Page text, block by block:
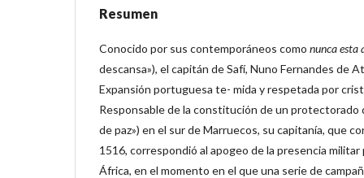
Resumen
Conocido por sus contemporáneos como nuncaesta
descansa»), el capitán de Safí, Nuno Fernandes de
Expansión portuguesa te- mida y respetada por
Responsable de la constitución de un protectorado
de paz») en el sur de Marruecos, su capitanía, que
1516, correspondió al apogeo de la presencia
África, en el momento en el que una serie de